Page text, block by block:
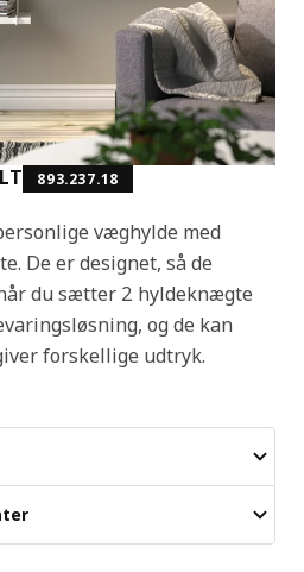
893.237.18
væghylde med
De er designet, så de
du sætter 2 hyldeknægte
og de kan
forskellige udtryk.